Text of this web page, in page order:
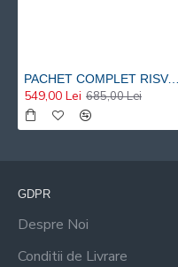
PACHET COMPLET RISVAN VLAD RUSU - 9 carti 20% reducere
549,00 Lei 685,00 Lei
GDPR
Despre Noi
Conditii de Livrare